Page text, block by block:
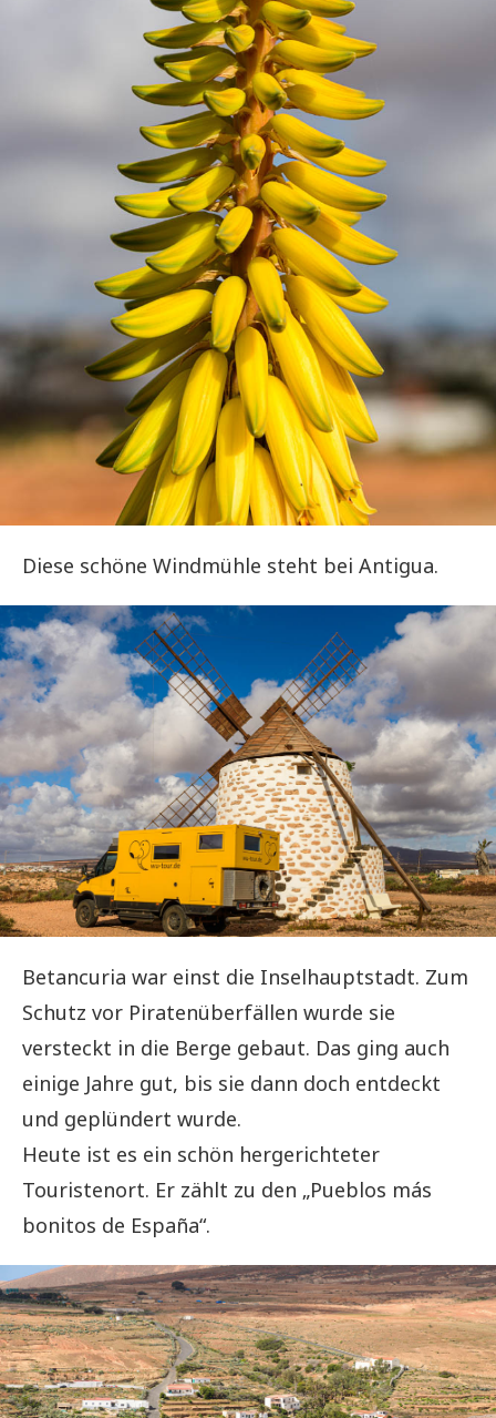
Diese schöne Windmühle steht bei Antigua.
Betancuria war einst die Inselhauptstadt. Zum
Schutz vor Piratenüberfällen wurde sie
versteckt in die Berge gebaut. Das ging auch
einige Jahre gut, bis sie dann doch entdeckt
und geplündert wurde.
Heute ist es ein schön hergerichteter
Touristenort. Er zählt zu den „Pueblos más
bonitos de España“.